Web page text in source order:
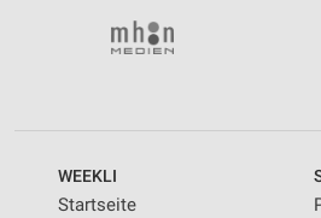
WEEKLI
Startseite